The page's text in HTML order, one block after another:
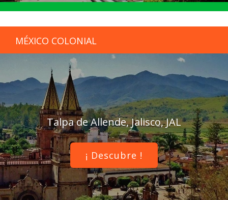
MÉXICO COLONIAL
Talpa de Allende, Jalisco, JAL
¡ Descubre !